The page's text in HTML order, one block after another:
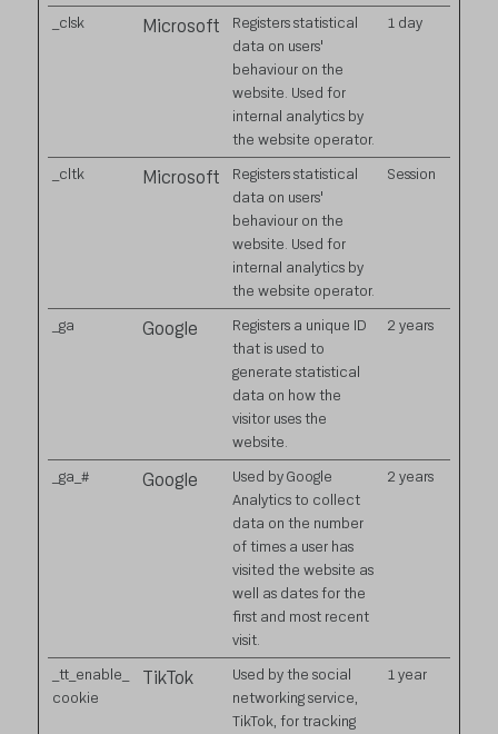
_clsk Microsoft
Registers statistical
data on users'
behaviour on the
website. Used for
internal analytics by
the website operator.
1 day
_cltk Microsoft
Registers statistical
data on users'
behaviour on the
website. Used for
internal analytics by
the website operator.
Session
_ga Google
Registers a unique ID
that is used to
generate statistical
data on how the
visitor uses the
website.
2 years
_ga_# Google
Used by Google
Analytics to collect
data on the number
of times a user has
visited the website as
well as dates for the
first and most recent
visit.
2 years
_tt_enable_
cookie
TikTok
Used by the social
networking service,
TikTok, for tracking
1 year